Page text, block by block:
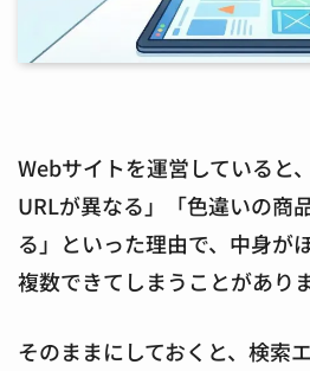
Webサイトを運営していると
URLが異なる 」「色違いの商
る 」といった理由で、中身が
複数できてしまうことがありま
そのままにしておくと、検索